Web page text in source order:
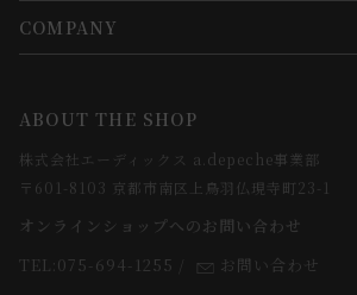
会員規約について
会員登録について
お支払方法について
お届けについて
よくあるご質問
コンセプト
webカタログ
COMPANY
求人情報
法人のお客様
スタッフ
ABOUT THE SHOP
株式会社エーディックス a.depeche事業部
〒601-8103 京都市南区上鳥羽仏現寺町23-1
オンラインショップへのお問い合わせ
TEL:075-694-1255
お問い合わせ